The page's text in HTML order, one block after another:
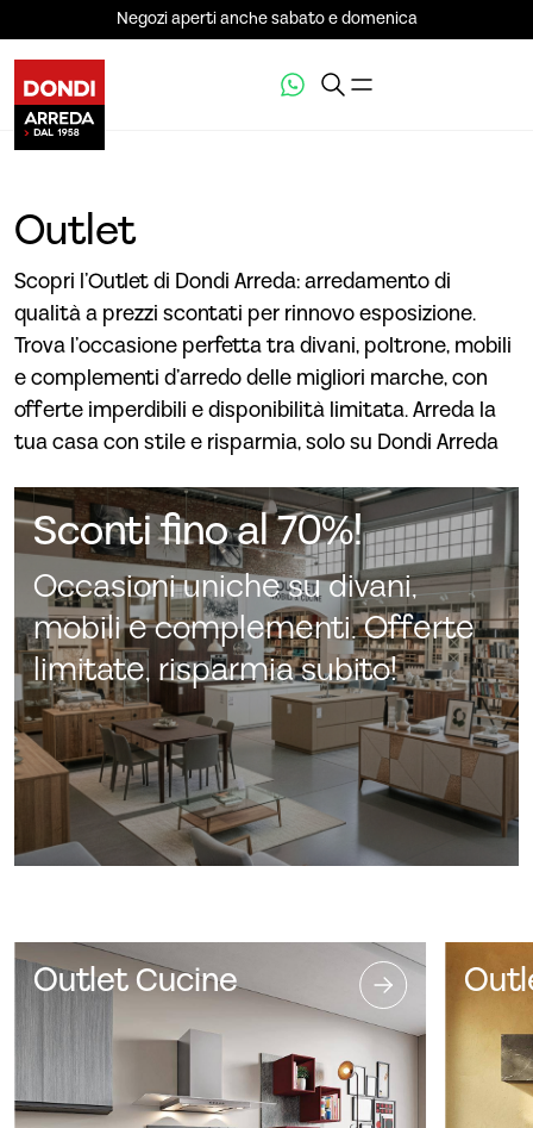
Negozi aperti anche sabato e domenica
Outlet
Scopri l’Outlet di Dondi Arreda: arredamento di
qualità a prezzi scontati per rinnovo esposizione.
Trova l’occasione perfetta tra divani, poltrone, mobili
e complementi d’arredo delle migliori marche, con
offerte imperdibili e disponibilità limitata. Arreda la
tua casa con stile e risparmia, solo su Dondi Arreda
Sconti fino al 70%!
Occasioni uniche su divani,
mobili e complementi. Offerte
limitate, risparmia subito!
Outlet Cucine